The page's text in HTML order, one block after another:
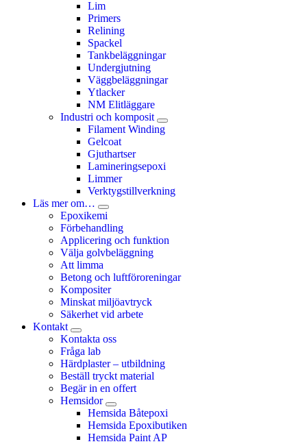
Lim
Primers
Relining
Spackel
Tankbeläggningar
Undergjutning
Väggbeläggningar
Ytlacker
NM Elitläggare
Industri och komposit
Filament Winding
Gelcoat
Gjuthartser
Lamineringsepoxi
Limmer
Verktygstillverkning
Läs mer om…
Epoxikemi
Förbehandling
Applicering och funktion
Välja golvbeläggning
Att limma
Betong och luftföroreningar
Kompositer
Minskat miljöavtryck
Säkerhet vid arbete
Kontakt
Kontakta oss
Fråga lab
Härdplaster – utbildning
Beställ tryckt material
Begär in en offert
Hemsidor
Hemsida Båtepoxi
Hemsida Epoxibutiken
Hemsida Paint AP